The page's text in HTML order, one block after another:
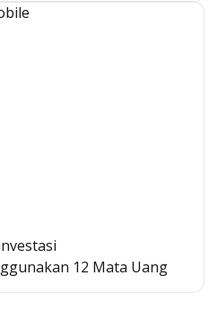
12 Mata Uang
Global